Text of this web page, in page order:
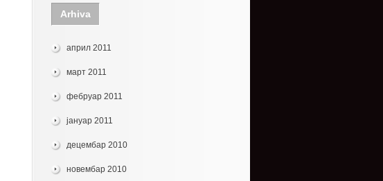
Arhiva
април 2011
март 2011
фебруар 2011
јануар 2011
децембар 2010
новембар 2010